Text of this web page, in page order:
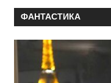
ФАНТАСТИКА